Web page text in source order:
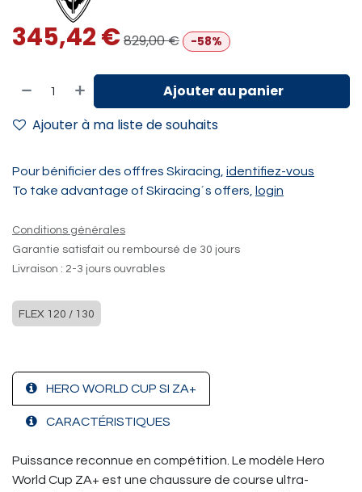
345,42€829,00€ -58%
Ajouter au panier
Ajouter à ma liste de souhaits
Pour bénificier des offfres Skiracing, identifiez-vous
To take advantage of Skiracing´s offers,
login
Conditions générales
Garantie satisfait ou remboursé de 30 jours
Livraison : 2-3 jours ouvrables
FLEX 120 / 130
HERO WORLD CUP SI ZA+
CARACTÉRISTIQUES
Puissance reconnue en compétition. Le modèle Hero
World Cup ZA+ est une chaussure de course ultra-